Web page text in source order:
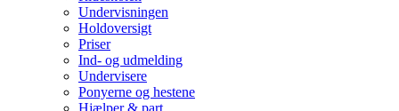
Undervisningen
Holdoversigt
Priser
Ind- og udmelding
Undervisere
Ponyerne og hestene
Hjælper & part